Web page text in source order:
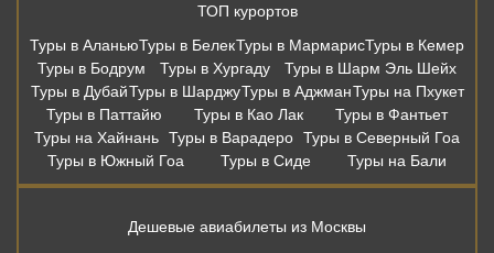
ТОП курортов
Туры в АланьюТуры в БелекТуры в МармарисТуры в Кемер
Туры в Бодрум
Туры в Хургаду
Туры в Шарм Эль Шейх
Туры в ДубайТуры в ШарджуТуры в АджманТуры на Пхукет
Туры в Паттайю
Туры в Као Лак
Туры в Фантьет
Туры на Хайнань Туры в Варадеро Туры в Северный Гоа
Туры в Южный Гоа
Туры в Сиде Туры на Бали
Дешевые авиабилеты из Москвы